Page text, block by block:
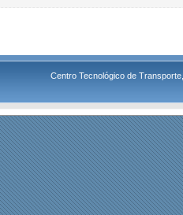
Centro Tecnológico de